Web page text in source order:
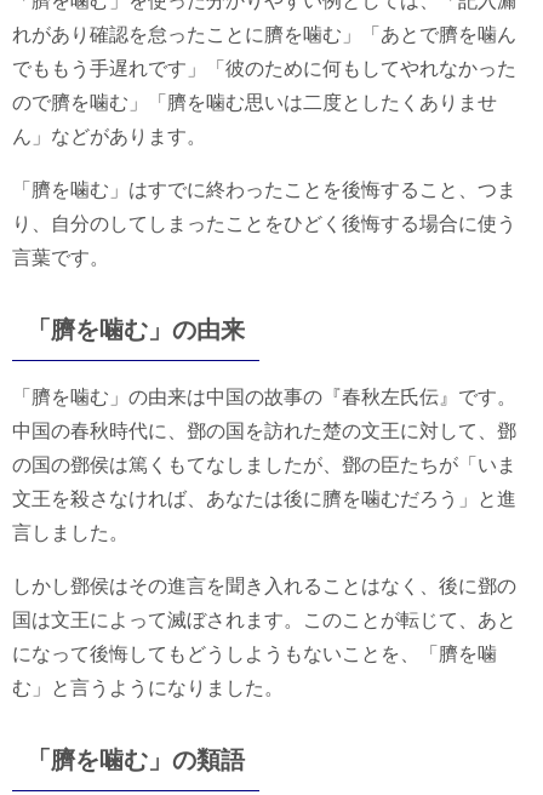
れがあり確認を怠ったことに臍を噛む」「あとで臍を噛ん
でももう手遅れです」「彼のために何もしてやれなかった
ので臍を噛む」「臍を噛む思いは二度としたくありませ
ん」などがあります。
「臍を噛む」はすでに終わったことを後悔すること、つま
り、自分のしてしまったことをひどく後悔する場合に使う
言葉です。
「臍を噛む」の由来
「臍を噛む」の由来は中国の故事の『春秋左氏伝』です。
中国の春秋時代に、鄧の国を訪れた楚の文王に対して、鄧
の国の鄧侯は篤くもてなしましたが、鄧の臣たちが「いま
文王を殺さなければ、あなたは後に臍を噛むだろう」と進
言しました。
しかし鄧侯はその進言を聞き入れることはなく、後に鄧の
国は文王によって滅ぼされます。このことが転じて、あと
になって後悔してもどうしようもないことを、「臍を噛
む」と言うようになりました。
「臍を噛む」の類語